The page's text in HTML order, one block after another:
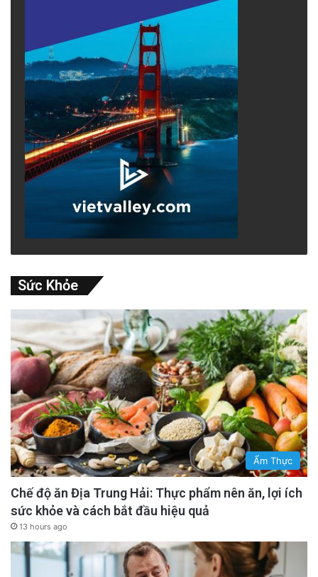
Sức Khỏe
Ẩm Thực
Chế độ ăn Địa Trung Hải: Thực phẩm nên ăn, lợi ích
sức khỏe và cách bắt đầu hiệu quả
13 hours ago